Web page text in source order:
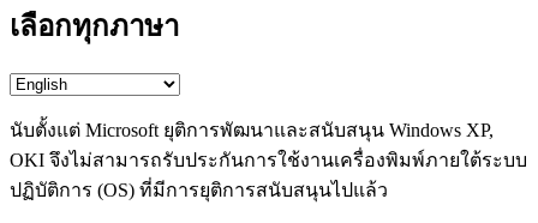
เลือกทุกภาษา
นับตั้งแต่ Microsoft ยุติการพัฒนาและสนับสนุน Windows XP,
OKI จึงไม่สามารถรับประกันการใช้งานเครื่องพิมพ์ภายใต้ระบบ
ปฏิบัติการ (OS) ที่มีการยุติการสนับสนุนไปแล้ว